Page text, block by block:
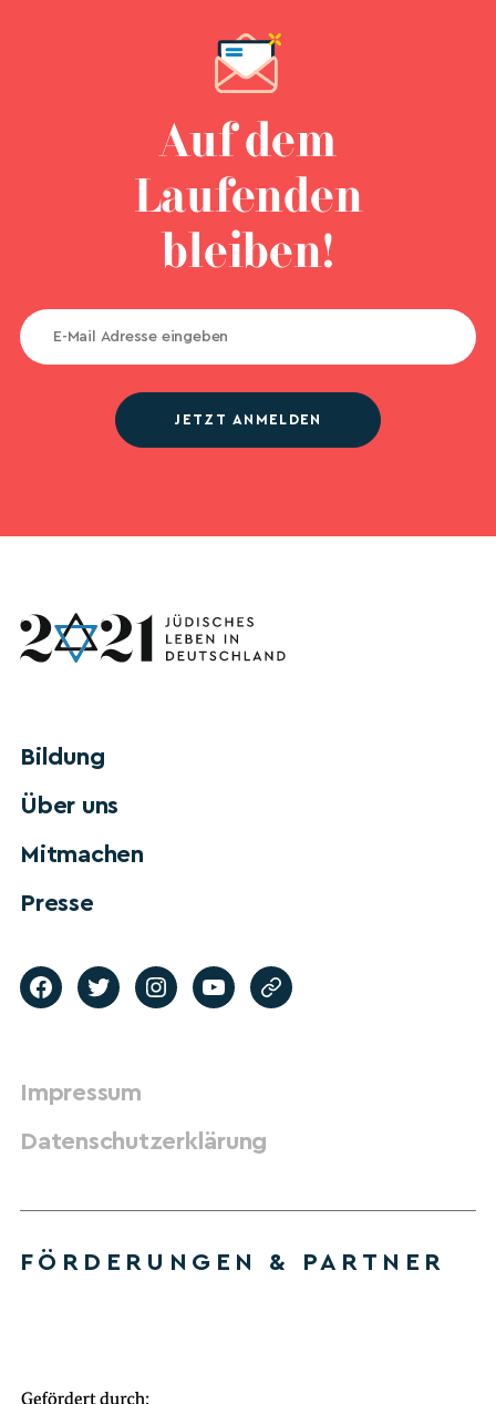
Auf dem
Laufenden
bleiben!
JETZT ANMELDEN
Bildung
Über uns
Mitmachen
Presse
Impressum
Datenschutzerklärung
FÖRDERUNGEN & PARTNER